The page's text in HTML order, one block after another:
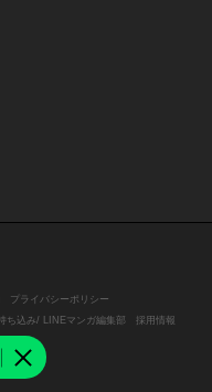
プライバシーポリシー
ち込み/ LINEマンガ編集部
採用情報